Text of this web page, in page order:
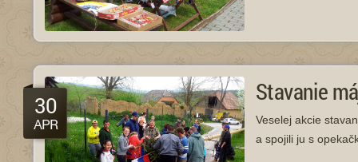
30
APR
Stavanie
Veselej akcie
a spojili ju s